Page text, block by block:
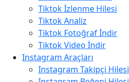
Tiktok İzlenme Hilesi
Tiktok Analiz
Tiktok Fotoğraf İndir
Tiktok Video İndir
Instagram Araçları
Instagram Takipçi Hilesi